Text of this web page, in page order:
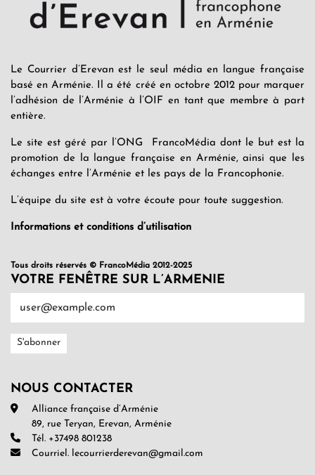
Le Courrier d’Erevan est le seul média en langue française
basé en Arménie. Il a été créé en octobre 2012 pour marquer
l’adhésion de l’Arménie à l’OIF en tant que membre à part
entière.
Le site est géré par l’ONG FrancoMédia dont le but est la
promotion de la langue française en Arménie, ainsi que les
échanges entre l’Arménie et les pays de la Francophonie.
L’équipe du site est à votre écoute pour toute suggestion.
Informations et conditions d’utilisation
Tous droits réservés © FrancoMédia 2012-2025
VOTRE FENÊTRE SUR L’ARMENIE
NOUS CONTACTER
Alliance française d’Arménie
89, rue Teryan, Erevan, Arménie
Tél. +37498 801238
Courriel. lecourrierderevan@gmail.com